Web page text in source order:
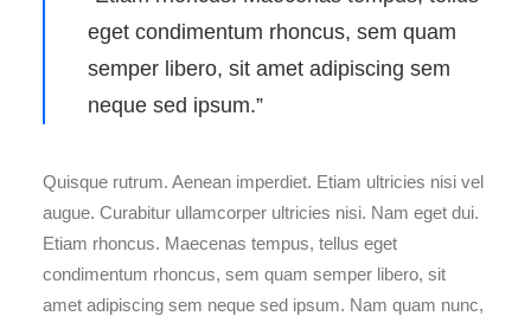
eget condimentum rhoncus, sem quam
semper libero, sit amet adipiscing sem
neque sed ipsum.”
Quisque rutrum. Aenean imperdiet. Etiam ultricies nisi vel
augue. Curabitur ullamcorper ultricies nisi. Nam eget dui.
Etiam rhoncus. Maecenas tempus, tellus eget
condimentum rhoncus, sem quam semper libero, sit
amet adipiscing sem neque sed ipsum. Nam quam nunc,